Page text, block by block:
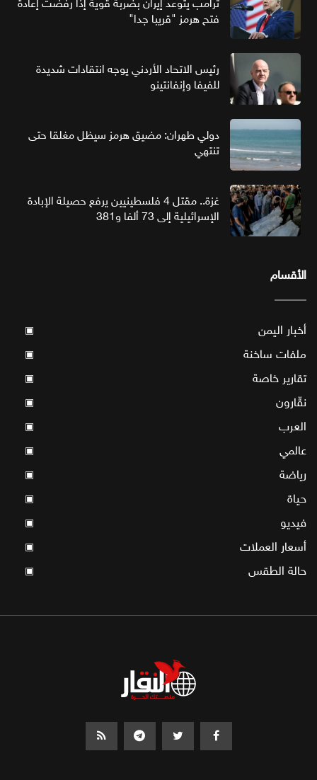
فتح هرمز "قريبا جدا"
رئيس الاتحاد الأردني يوجه انتقادات شديدة
للفيفا وإنفانتينو
دولي طهران: مضيق هرمز سيظل مغلقا حتى
تنتهي
غزة.. مقتل 4 فلسطينيين يرفع حصيلة الإبادة
الإسرائيلية إلى 73 ألفا و381
الأقسام
أخبار اليمن ▣
ملفات ساخنة ▣
تقارير خاصة ▣
نقّارون ▣
العرب ▣
عالمي ▣
رياضة ▣
حياة ▣
فيديو ▣
أسعار العملات ▣
حالة الطقس ▣